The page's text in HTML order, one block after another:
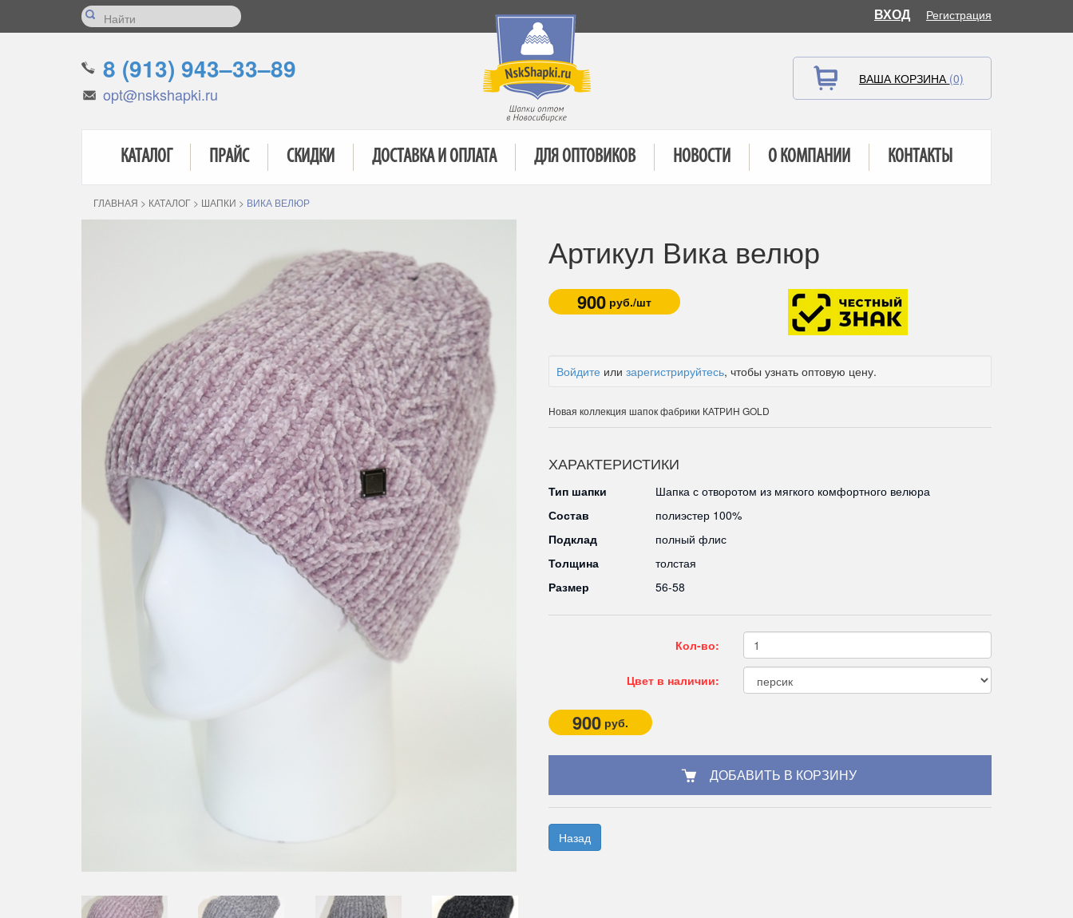
ВХОД Регистрация
8 (913) 943–33–89
opt@nskshapki.ru
ВАША КОРЗИНА (0)
КАТАЛОГ ПРАЙС СКИДКИ ДОСТАВКА И ОПЛАТА ДЛЯ ОПТОВИКОВ НОВОСТИ О КОМПАНИИ КОНТАКТЫ
ГЛАВНАЯ > КАТАЛОГ > ШАПКИ > ВИКА ВЕЛЮР
Артикул Вика велюр
900 руб./шт
Войдите или зарегистрируйтесь, чтобы узнать оптовую цену.
Новая коллекция шапок фабрики КАТРИН GOLD
ХАРАКТЕРИСТИКИ
Тип шапки
Шапка с отворотом из мягкого комфортного велюра
Состав
полиэстер 100%
Подклад
полный флис
Толщина
толстая
Размер
56-58
Кол-во:
Цвет в наличии:
900 руб.
Назад